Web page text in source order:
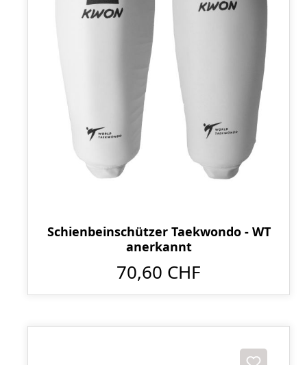
Schienbeinschützer Taekwondo - WT
anerkannt
70,60 CHF